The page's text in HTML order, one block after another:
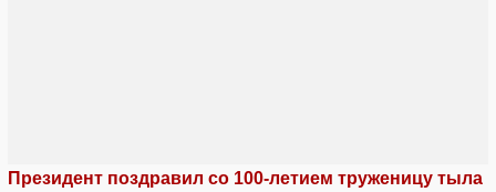
Президент поздравил со 100-летием труженицу тыла